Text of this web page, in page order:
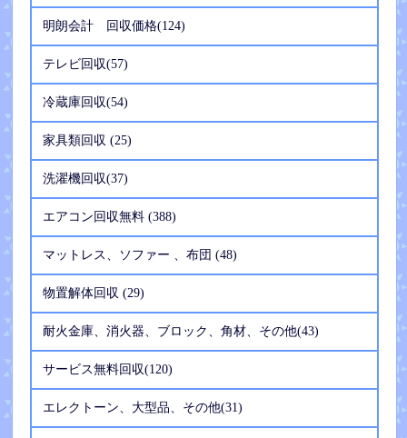
明朗会計 回収価格(124)
テレビ回収(57)
冷蔵庫回収(54)
家具類回収 (25)
洗濯機回収(37)
エアコン回収無料 (388)
マットレス、ソファー 、布団 (48)
物置解体回収 (29)
耐火金庫、消火器、ブロック、角材、その他(43)
サービス無料回収(120)
エレクトーン、大型品、その他(31)